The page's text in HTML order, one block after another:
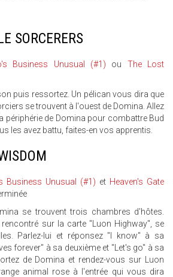
SORCERERS
Business Unusual (#1) ou The Lost
puis ressortez. Un pélican vous dira que
se trouvent à l'ouest de Domina. Allez
périphérie de Domina pour combattre Bud
les avez battu, faites-en vos apprentis.
Business Unusual (#1) et Heaven's Gate
se trouvent trois chambres d'hôtes.
rencontré sur la carte "Luon Highway", se
Parlez-lui et réponsez "I know" à sa
forever" à sa deuxième et "Let's go" à sa
de Domina et rendez-vous sur Luon
animal rose à l'entrée qui vous dira